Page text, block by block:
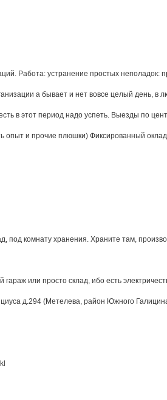
Работа: устранение простых неполадок:
а бывает и нет вовсе целый день, в
в этот период надо успеть. Выезды по
опыт и прочие плюшки) Фиксированный
под комнату хранения. Храните там,
или просто склад, ибо есть
д.294 (Метелева, район Южного